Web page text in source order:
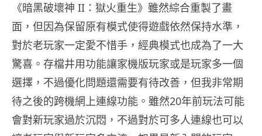
《暗黑破壞神 II：獄火重生》雖然綜合重製了畫
面，但因為保留原有模式使得遊戲依然保持水準，
對於老玩家一定愛不惜手，經典模式也成為了一大
驚喜。存檔井用功能讓家機版玩家或是玩家多一個
選擇，不過優化問題還需要有待改善，但我非常期
待之後的跨機網上連線功能。雖然20年前玩法可能
會對新玩家過於沉悶，不過對於可多人連線也可以